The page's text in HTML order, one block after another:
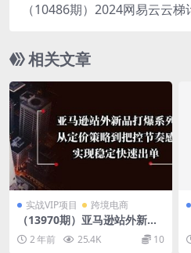
（10486期）2024网易云云
相关文章
实战VIP项目 跨境电商
（13970期）亚马逊站外新品
打爆系列，从定价策略到把控
节奏感，实现稳定快速出单
2 年前 25.4K 10